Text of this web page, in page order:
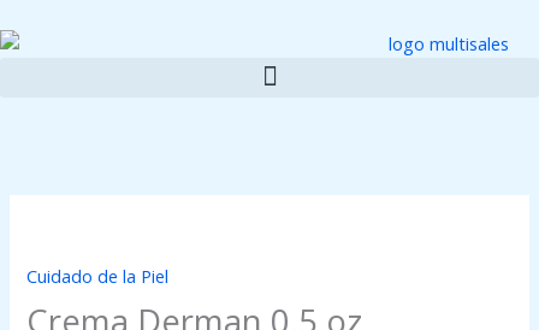
al
Cuidado de la Piel
Crema Derman 0.5 oz